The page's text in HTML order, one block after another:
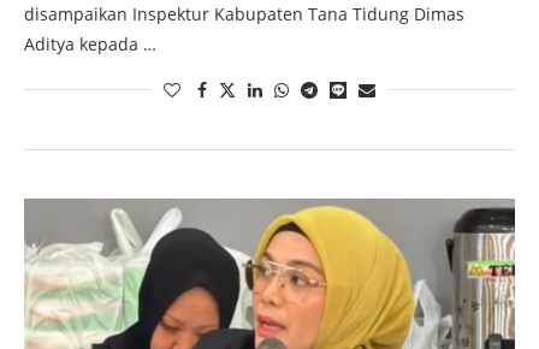
disampaikan Inspektur Kabupaten Tana Tidung Dimas
Aditya kepada …